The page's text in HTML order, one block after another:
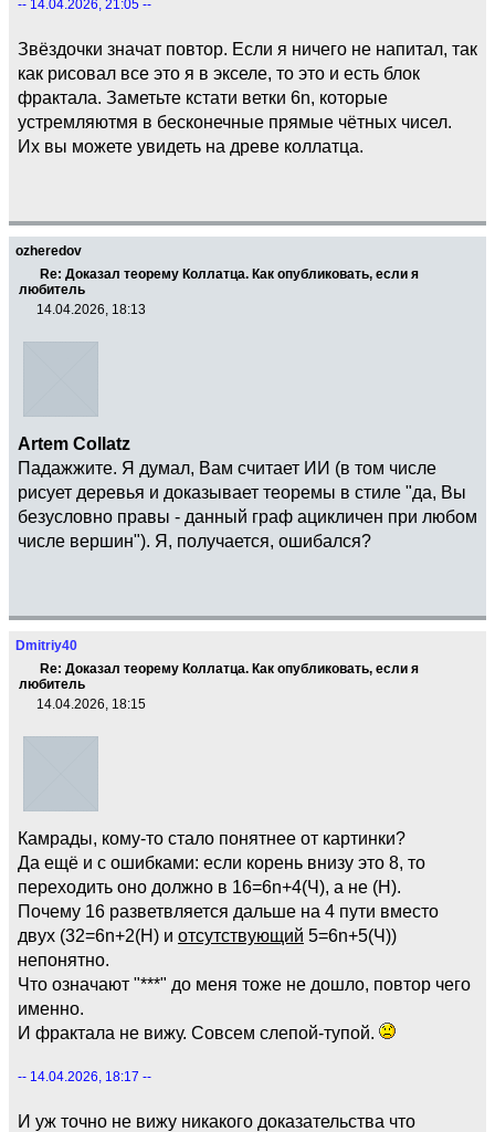
-- 14.04.2026, 21:05 --
Звёздочки значат повтор. Если я ничего не напитал, так
как рисовал все это я в экселе, то это и есть блок
фрактала. Заметьте кстати ветки 6n, которые
устремляютмя в бесконечные прямые чётных чисел.
Их вы можете увидеть на древе коллатца.
ozheredov
Re: Доказал теорему Коллатца. Как опубликовать, если я
любитель
14.04.2026, 18:13
Artem Collatz
Падажжите. Я думал, Вам считает ИИ (в том числе
рисует деревья и доказывает теоремы в стиле "да, Вы
безусловно правы - данный граф ацикличен при любом
числе вершин"). Я, получается, ошибался?
Dmitriy40
Re: Доказал теорему Коллатца. Как опубликовать, если я
любитель
14.04.2026, 18:15
Камрады, кому-то стало понятнее от картинки?
Да ещё и с ошибками: если корень внизу это 8, то
переходить оно должно в 16=6n+4(Ч), а не (Н).
Почему 16 разветвляется дальше на 4 пути вместо
двух (32=6n+2(Н) и отсутствующий 5=6n+5(Ч))
непонятно.
Что означают "***" до меня тоже не дошло, повтор чего
именно.
И фрактала не вижу. Совсем слепой-тупой.
-- 14.04.2026, 18:17 --
И уж точно не вижу никакого доказательства что